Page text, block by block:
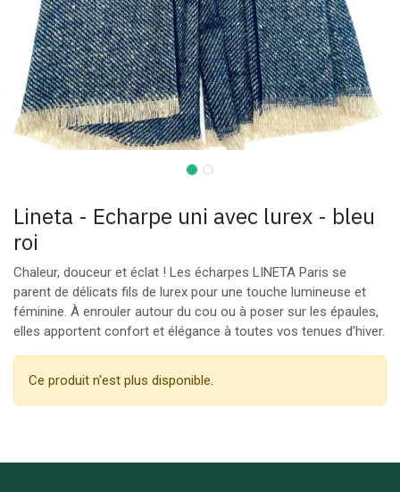
Lineta - Echarpe uni avec lurex - bleu
roi
Chaleur, douceur et éclat ! Les écharpes LINETA Paris se
parent de délicats fils de lurex pour une touche lumineuse et
féminine. À enrouler autour du cou ou à poser sur les épaules,
elles apportent confort et élégance à toutes vos tenues d’hiver.
Ce produit n'est plus disponible.